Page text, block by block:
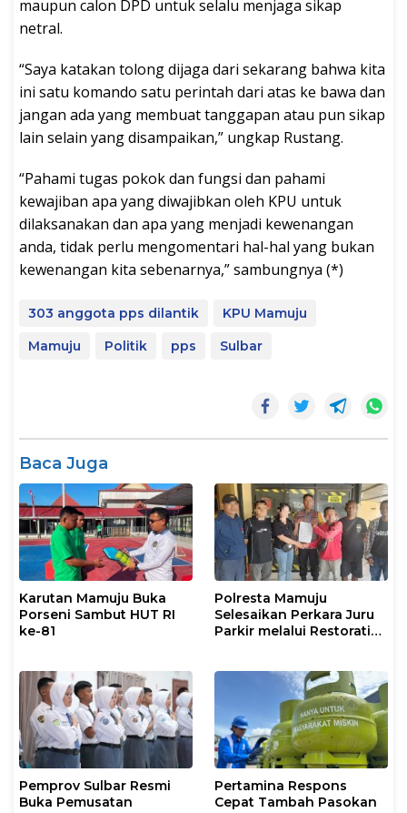
maupun calon DPD untuk selalu menjaga sikap
netral.
“Saya katakan tolong dijaga dari sekarang bahwa kita
ini satu komando satu perintah dari atas ke bawa dan
jangan ada yang membuat tanggapan atau pun sikap
lain selain yang disampaikan,” ungkap Rustang.
“Pahami tugas pokok dan fungsi dan pahami
kewajiban apa yang diwajibkan oleh KPU untuk
dilaksanakan dan apa yang menjadi kewenangan
anda, tidak perlu mengomentari hal-hal yang bukan
kewenangan kita sebenarnya,” sambungnya (*)
303 anggota pps dilantik
KPU Mamuju
Mamuju
Politik pps Sulbar
Baca Juga
Karutan Mamuju Buka
Porseni Sambut HUT RI
ke-81
Polresta Mamuju
Selesaikan Perkara Juru
Parkir melalui Restorative
Pemprov Sulbar Resmi
Buka Pemusatan
Pertamina Respons
Cepat Tambah Pasokan